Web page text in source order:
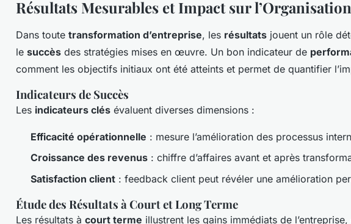
Résultats Mesurables et Impact sur l’Organisation
Dans toute transformation d’entreprise, les résultats jouent un rôle
le succès des stratégies mises en œuvre. Un bon indicateur de
comment les objectifs initiaux ont été atteints et permet de quantifier
Indicateurs de Succès
Les indicateurs clés évaluent diverses dimensions :
Efficacité opérationnelle : mesure l’amélioration des processus
Croissance des revenus : chiffre d’affaires avant et après
Satisfaction client : feedback client peut révéler une amélioration
Étude des Résultats à Court et Long Terme
Les résultats à court terme illustrent les gains immédiats de